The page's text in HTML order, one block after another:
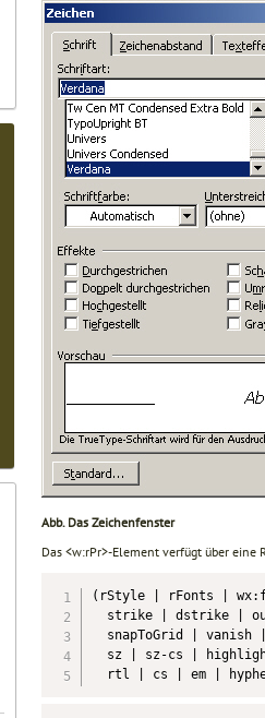
Abb. Das Zeichenfenster
Das <w:rPr>-Element verfügt über
(rStyle | rFonts |
strike | dstrike |
snapToGrid | vanish
sz | sz-cs |
rtl | cs | em |